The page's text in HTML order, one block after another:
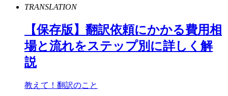
TRANSLATION
【保存版】翻訳依頼にかかる費用相
場と流れをステップ別に詳しく解
説
教えて！翻訳のこと